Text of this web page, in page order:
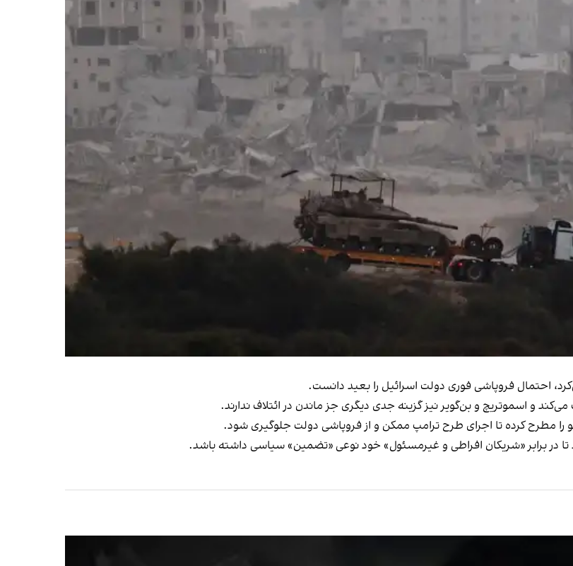
و اسموتریچ و بن‌گویر نیز گزینه جدی دیگری جز ماندن در ائتلاف ندارند.
را مطرح کرده تا اجرای طرح ترامپ ممکن و از فروپاشی دولت جلوگیری شود.